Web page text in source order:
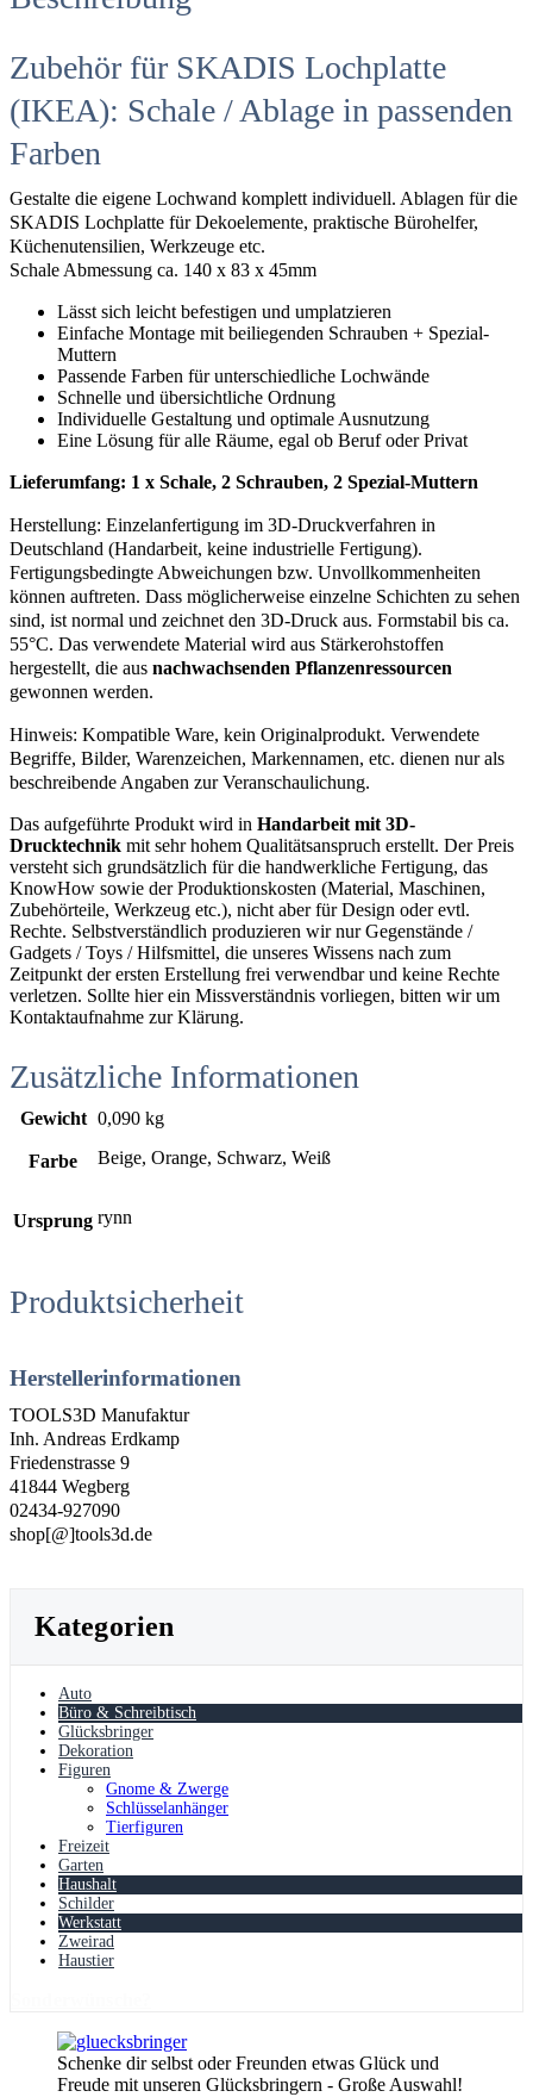
Zubehör für SKADIS Lochplatte
(IKEA): Schale / Ablage in passenden
Farben
Gestalte die eigene Lochwand komplett individuell. Ablagen für die
SKADIS Lochplatte für Dekoelemente, praktische Bürohelfer,
Küchenutensilien, Werkzeuge etc.
Schale Abmessung ca. 140 x 83 x 45mm
Lässt sich leicht befestigen und umplatzieren
Einfache Montage mit beiliegenden Schrauben + Spezial-
Muttern
Passende Farben für unterschiedliche Lochwände
Schnelle und übersichtliche Ordnung
Individuelle Gestaltung und optimale Ausnutzung
Eine Lösung für alle Räume, egal ob Beruf oder Privat
Lieferumfang: 1 x Schale, 2 Schrauben, 2 Spezial-Muttern
Herstellung: Einzelanfertigung im 3D-Druckverfahren in
Deutschland (Handarbeit, keine industrielle Fertigung).
Fertigungsbedingte Abweichungen bzw. Unvollkommenheiten
können auftreten. Dass möglicherweise einzelne Schichten zu sehen
sind, ist normal und zeichnet den 3D-Druck aus. Formstabil bis ca.
55°C. Das verwendete Material wird aus Stärkerohstoffen
hergestellt, die aus nachwachsenden Pflanzenressourcen
gewonnen werden.
Hinweis: Kompatible Ware, kein Originalprodukt. Verwendete
Begriffe, Bilder, Warenzeichen, Markennamen, etc. dienen nur als
beschreibende Angaben zur Veranschaulichung.
Das aufgeführte Produkt wird in Handarbeit mit 3D-
Drucktechnik mit sehr hohem Qualitätsanspruch erstellt. Der Preis
versteht sich grundsätzlich für die handwerkliche Fertigung, das
KnowHow sowie der Produktionskosten (Material, Maschinen,
Zubehörteile, Werkzeug etc.), nicht aber für Design oder evtl.
Rechte. Selbstverständlich produzieren wir nur Gegenstände /
Gadgets / Toys / Hilfsmittel, die unseres Wissens nach zum
Zeitpunkt der ersten Erstellung frei verwendbar und keine Rechte
verletzen. Sollte hier ein Missverständnis vorliegen, bitten wir um
Kontaktaufnahme zur Klärung.
Zusätzliche Informationen
Gewicht 0,090 kg
Farbe Beige, Orange, Schwarz, Weiß
Ursprung rynn
Produktsicherheit
Herstellerinformationen
TOOLS3D Manufaktur
Inh. Andreas Erdkamp
Friedenstrasse 9
41844 Wegberg
02434-927090
shop[@]tools3d.de
Kategorien
Auto
Büro & Schreibtisch
Glücksbringer
Dekoration
Figuren
Gnome & Zwerge
Schlüsselanhänger
Tierfiguren
Freizeit
Garten
Haushalt
Schilder
Werkstatt
Zweirad
Haustier
Schenke dir selbst oder Freunden etwas Glück und
Freude mit unseren Glücksbringern - Große Auswahl!